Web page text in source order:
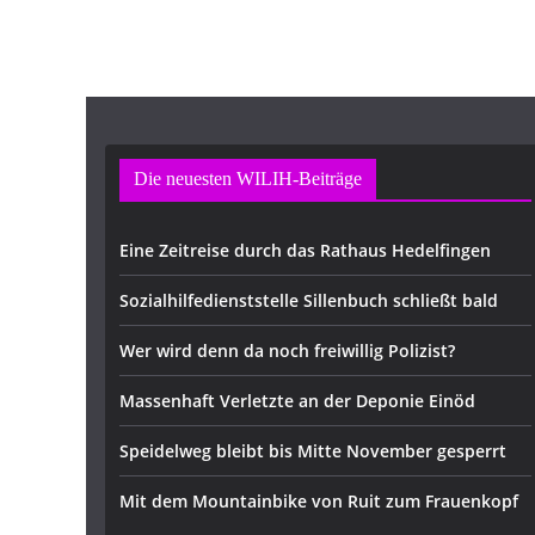
Die neuesten WILIH-Beiträge
Eine Zeitreise durch das Rathaus Hedelfingen
Sozialhilfedienststelle Sillenbuch schließt bald
Wer wird denn da noch freiwillig Polizist?
Massenhaft Verletzte an der Deponie Einöd
Speidelweg bleibt bis Mitte November gesperrt
Mit dem Mountainbike von Ruit zum Frauenkopf